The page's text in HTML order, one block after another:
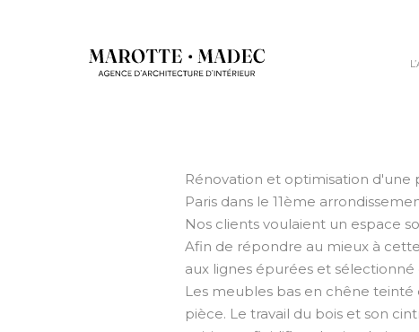
Rénovation et optimisation
Paris dans le 11ème
Nos clients voulaient un espace
Afin de répondre au mieux à
aux lignes épurées et
Les meubles bas en chêne
pièce. Le travail du bois et son